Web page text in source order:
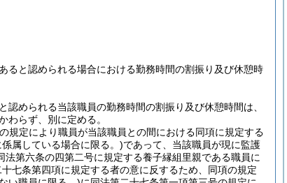
ると認められる場合における勤務時間の割振り及び休憩時
められる当該職員の勤務時間の割振り及び休憩時間は、
わらず、別に定める。
規定により職員が当該職員との間における同項に規定する
属している場合に限る。)であって、当該職員が現に監護
第六条の四第二号に規定する養子縁組里親である職員に
七条第四項に規定する者の意に反するため、同項の規定